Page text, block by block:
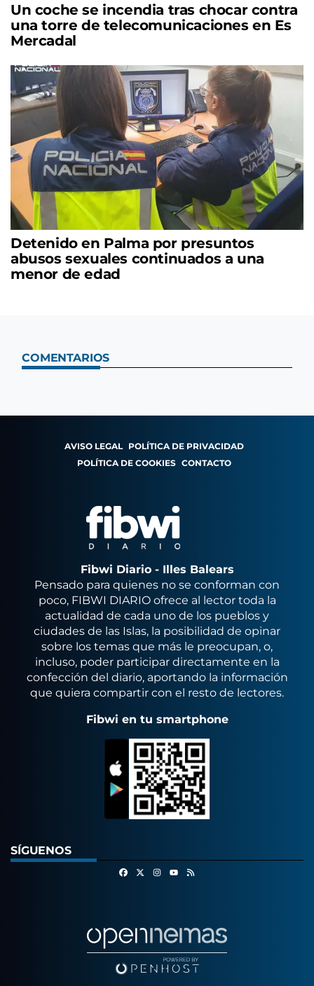
Un coche se incendia tras chocar contra
una torre de telecomunicaciones en Es
Mercadal
Detenido en Palma por presuntos
abusos sexuales continuados a una
menor de edad
COMENTARIOS
AVISO LEGAL POLÍTICA DE PRIVACIDAD
POLÍTICA DE COOKIES CONTACTO
Fibwi Diario - Illes Balears
Pensado para quienes no se conforman con
poco, FIBWI DIARIO ofrece al lector toda la
actualidad de cada uno de los pueblos y
ciudades de las Islas, la posibilidad de opinar
sobre los temas que más le preocupan, o,
incluso, poder participar directamente en la
confección del diario, aportando la información
que quiera compartir con el resto de lectores.
Fibwi en tu smartphone
SÍGUENOS
FacebookInstagram